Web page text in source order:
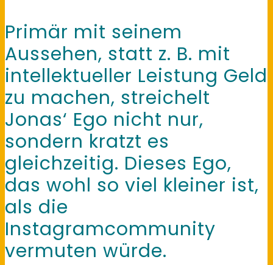
Primär mit seinem
Aussehen, statt z. B. mit
intellektueller Leistung Geld
zu machen, streichelt
Jonas‘ Ego nicht nur,
sondern kratzt es
gleichzeitig. Dieses Ego,
das wohl so viel kleiner ist,
als die
Instagramcommunity
vermuten würde.